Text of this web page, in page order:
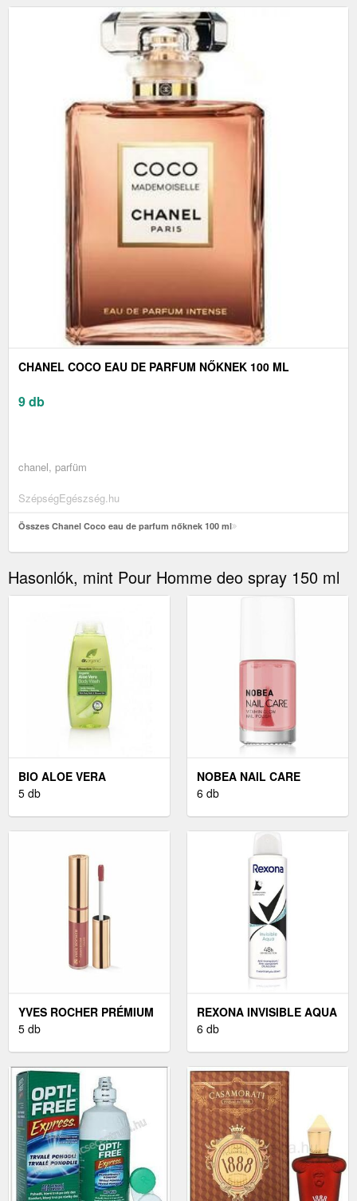
CHANEL COCO EAU DE PARFUM NŐKNEK 100 ML
9 db
chanel, parfüm
SzépségEgészség.hu
Összes Chanel Coco eau de parfum nőknek 100 ml
Hasonlók, mint Pour Homme deo spray 150 ml
BIO ALOE VERA
TUSFÜRDŐ 250 ML
5 db
NOBEA NAIL CARE
ÁPOLÓ KÖRÖMLAKK 6
6 db
YVES ROCHER PRÉMIUM
FOLYÉKONY RÚZS 7 ML
5 db
REXONA INVISIBLE AQUA
IZZADÁSGÁTLÓ SPRAY
6 db